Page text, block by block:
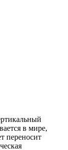
в мире,
переносит